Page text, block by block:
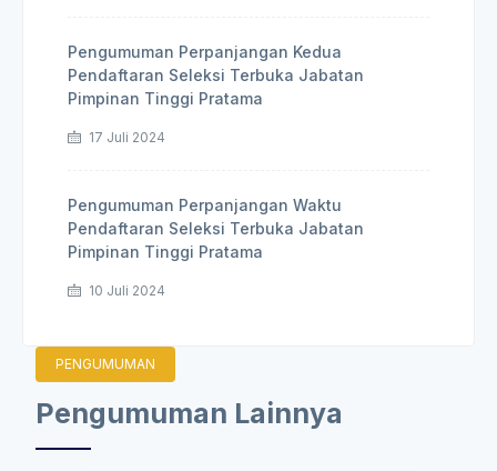
Pengumuman Perpanjangan Kedua
Pendaftaran Seleksi Terbuka Jabatan
Pimpinan Tinggi Pratama
17 Juli 2024
Pengumuman Perpanjangan Waktu
Pendaftaran Seleksi Terbuka Jabatan
Pimpinan Tinggi Pratama
10 Juli 2024
PENGUMUMAN
Pengumuman Lainnya